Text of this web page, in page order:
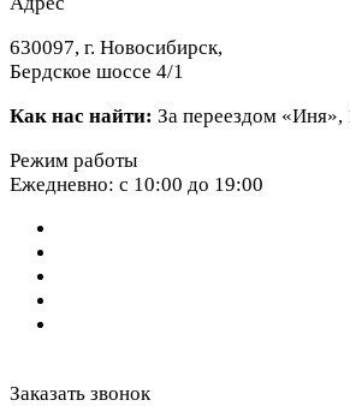
630097, г. Новосибирск,
Бердское шоссе 4/1
Как нас найти: За переездом
Режим работы
Ежедневно: с 10:00 до 19:00
Заказать звонок